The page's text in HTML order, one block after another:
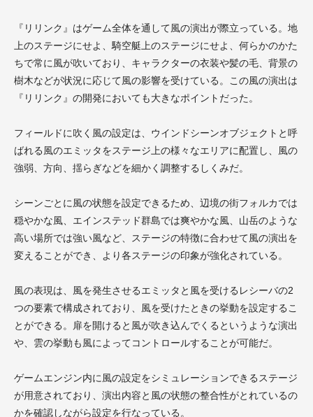
『リリンク』はゲーム全体を通して風の演出が際立っている。地
上のステージにせよ、騎空艇上のステージにせよ、何らかのかた
ちで常に風が吹いており、キャラクターの衣装や髪の毛、背景の
樹木などが状況に応じて風の影響を受けている。この風の演出は
『リリンク』の開発においても大きなポイントだった。
フィールドに吹く風の設定は、ウインドシーンオブジェクトと呼
ばれる風のエミッタをステージ上の様々なエリアに配置し、風の
強弱、方向、揺らぎなどを細かく調整するしくみだ。
シーンごとに風の状態を設定できるため、辺境の街フォルカでは
穏やかな風、エインステッド群島では爽やかな風、山岳のような
高い場所では強い風など、ステージの特徴に合わせて風の演出を
変えることができ、より各ステージの印象が強化されている。
風の表現は、風を発生させるエミッタと風を受けるレシーバの2
つの要素で構成されており、風を受けたときの挙動を設定するこ
とができる。扉を開けると風が吹き込んでくるというような演出
や、雲の挙動も風によってコントロールすることが可能だ。
ゲームエンジン内に風の設定をシミュレーションできるステージ
が用意されており、演出内容と風の状態の整合性がとれているの
かを確認しながら設定を行なっている。